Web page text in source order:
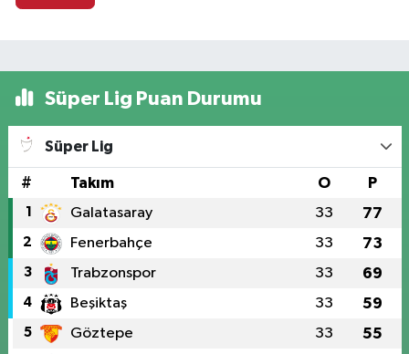
Süper Lig Puan Durumu
Süper Lig
# Takım O P
1 Galatasaray 33 77
2 Fenerbahçe 33 73
3 Trabzonspor 33 69
4 Beşiktaş 33 59
5 Göztepe 33 55